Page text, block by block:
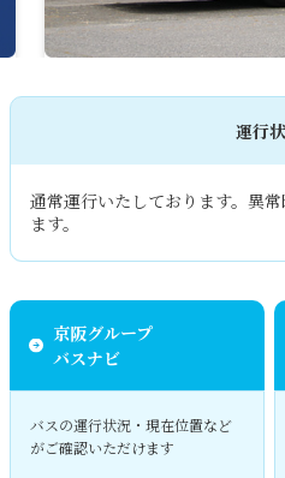
運⾏
通常運行いたしております。異
ます。
京阪グループ
バスナビ
バスの運行状況・現在位置など
がご確認いただけます